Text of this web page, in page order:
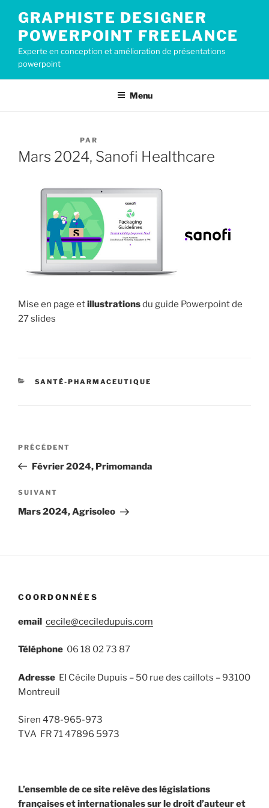
contenu
principal
GRAPHISTE DESIGNER
POWERPOINT FREELANCE
Experte en conception et amélioration de présentations
powerpoint
Menu
LE
PAR
Mars 2024, Sanofi Healthcare
Mise en page etillustrationsdu guide Powerpoint de
27 slides
CATÉGORIES
SANTÉ-PHARMACEUTIQUE
Navigation
l’article
Article
précédent
PRÉCÉDENT
Février 2024, Primomanda
Article
suivant
SUIVANT
Mars 2024, Agrisoleo
COORDONNÉES
email cecile@ceciledupuis.com
Téléphone 06 18 02 73 87
Adresse EI Cécile Dupuis – 50 rue des caillots – 93100
Montreuil
Siren 478-965-973
TVA FR 71 47896 5973
L’ensemble de ce site relève des législations
françaises et internationales sur le droit d’auteur et